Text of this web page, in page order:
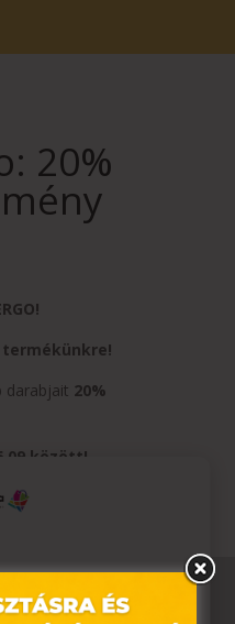
20%
termékünkre!
darabjait 20%
között!